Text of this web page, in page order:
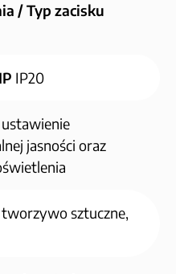
/ Typ zacisku
IP20
jasności oraz
tworzywo sztuczne,